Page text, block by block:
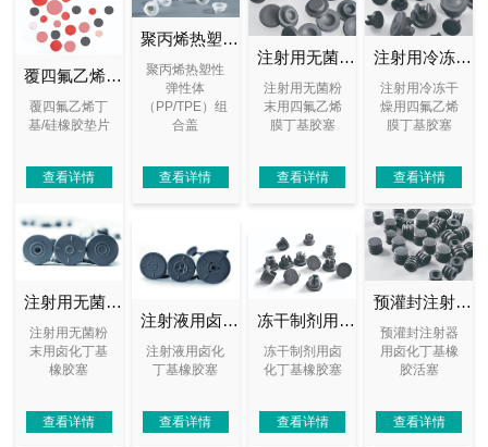
覆四氟乙烯丁基/硅橡胶垫片
覆四氟乙烯丁
基/硅橡胶垫片
查看详情
聚丙烯热塑性弹性体（PP/TPE）组合盖
聚丙烯热塑性
弹性体
（PP/TPE）组
合盖
查看详情
注射用无菌粉末用四氟乙烯膜丁基胶塞
注射用无菌粉
末用四氟乙烯
膜丁基胶塞
查看详情
注射用冷冻干燥用四氟乙烯膜丁基胶塞
注射用冷冻干
燥用四氟乙烯
膜丁基胶塞
查看详情
注射用无菌粉末用卤化丁基橡胶塞
注射用无菌粉
末用卤化丁基
橡胶塞
查看详情
注射液用卤化丁基橡胶塞
注射液用卤化
丁基橡胶塞
查看详情
冻干制剂用卤化丁基橡胶塞
冻干制剂用卤
化丁基橡胶塞
查看详情
预灌封注射器用卤化丁基橡胶活塞
预灌封注射器
用卤化丁基橡
胶活塞
查看详情